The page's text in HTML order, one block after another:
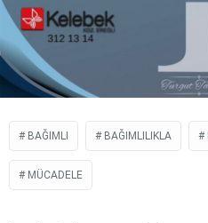
BAĞIMLI BAĞIMLILIKLA
MÜCADELE